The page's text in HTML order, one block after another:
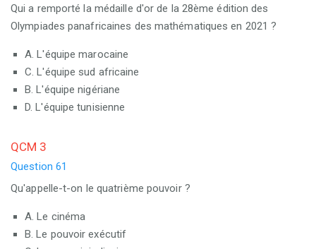
Qui a remporté la médaille d'or de la 28ème édition des
Olympiades panafricaines des mathématiques en 2021 ?
A. L'équipe marocaine
C. L'équipe sud africaine
B. L'équipe nigériane
D. L'équipe tunisienne
QCM 3
Question 61
Qu'appelle-t-on le quatrième pouvoir ?
A. Le cinéma
B. Le pouvoir exécutif